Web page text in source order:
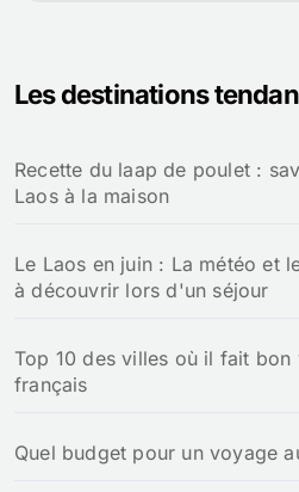
r
e
r
Les destinations
Recette du laap de poulet :
Laos à la maison
Le Laos en juin : La météo et
à découvrir lors d'un séjour
Top 10 des villes où il fait
français
Quel budget pour un voyage